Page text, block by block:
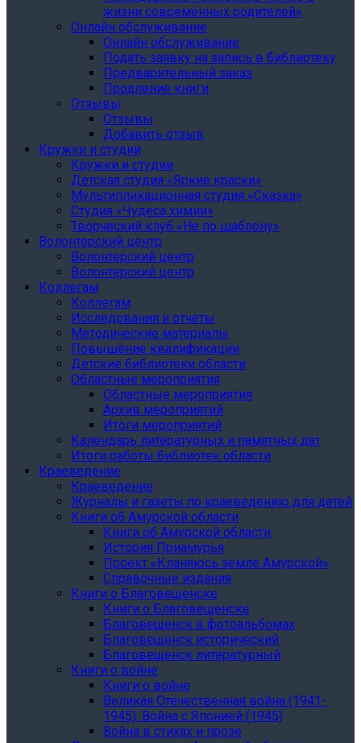
жизни современных родителей»
Онлайн обслуживание
Онлайн обслуживание
Подать заявку на запись в библиотеку
Предварительный заказ
Продление книги
Отзывы
Отзывы
Добавить отзыв
Кружки и студии
Кружки и студии
Детская студия «Яркие краски»
Мультипликационная студия «Сказка»
Студия «Чудеса химии»
Творческий клуб «Не по шаблону»
Волонтерский центр
Волонтерский центр
Волонтерский центр
Коллегам
Коллегам
Исследования и отчеты
Методические материалы
Повышение квалификации
Детские библиотеки области
Областные мероприятия
Областные мероприятия
Архив мероприятий
Итоги мероприятий
Календарь литературных и памятных дат
Итоги работы библиотек области
Краеведение
Краеведение
Журналы и газеты по краеведению для детей
Книги об Амурской области
Книги об Амурской области
История Приамурья
Проект «Кланяюсь земле Амурской»
Справочные издания
Книги о Благовещенске
Книги о Благовещенске
Благовещенск в фотоальбомах
Благовещенск исторический
Благовещенск литературный
Книги о войне
Книги о войне
Великая Отечественная война (1941-
1945). Война с Японией (1945)
Война в стихах и прозе